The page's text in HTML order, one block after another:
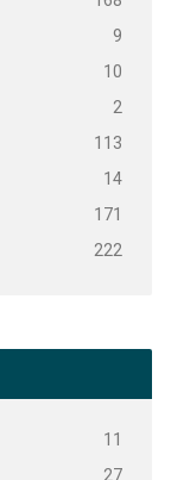
9
10
2
113
14
171
222
11